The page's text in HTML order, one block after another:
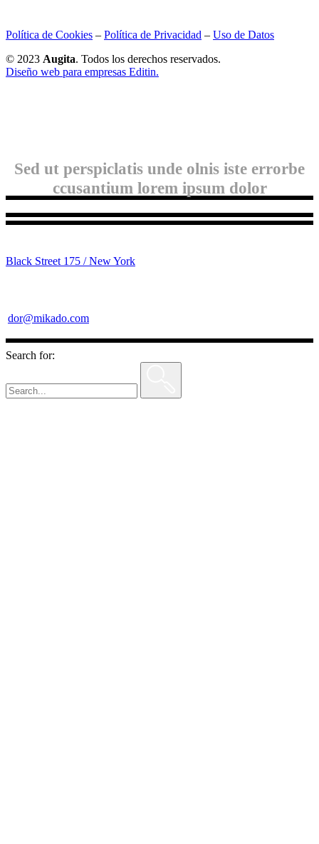
Política de Cookies – Política de Privacidad – Uso de Datos
© 2023 Augita. Todos los derechos reservados.
Diseño web para empresas Editin.
Sed ut perspiclatis unde olnis iste errorbe
ccusantium lorem ipsum dolor
Black Street 175 / New York
dor@mikado.com
Search for: